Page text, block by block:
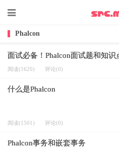
Phalcon
面试必备！Phalcon面试题和知识
阅读(1620) 评论(0)
什么是Phalcon
阅读(1501) 评论(0)
Phalcon事务和嵌套事务